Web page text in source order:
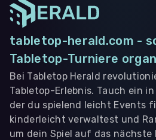
tabletop-herald.com -
Tabletop-Turniere
Bei Tabletop Herald
Tabletop-Erlebnis. Tauch ein
der du spielend leicht Events
kinderleicht verwaltest und
um dein Spiel auf das nächste